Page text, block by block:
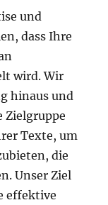
und
dass Ihre
wird. Wir
hinaus und
Zielgruppe
Texte, um
die
Unser Ziel
effektive